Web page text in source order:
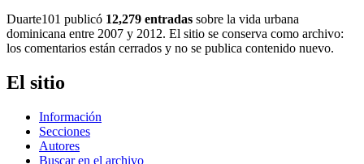
Duarte101 publicó 12,279 entradas sobre la vida urbana
dominicana entre 2007 y 2012. El sitio se conserva como archivo:
los comentarios están cerrados y no se publica contenido nuevo.
El sitio
Información
Secciones
Autores
Buscar en el archivo